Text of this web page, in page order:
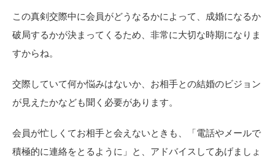
この真剣交際中に会員がどうなるかによって、成婚になるか
破局するかが決まってくるため、非常に大切な時期になりま
すからね。
交際していて何か悩みはないか、お相手との結婚のビジョン
が見えたかなども聞く必要があります。
会員が忙しくてお相手と会えないときも、「電話やメールで
積極的に連絡をとるように」と、アドバイスしてあげましょ